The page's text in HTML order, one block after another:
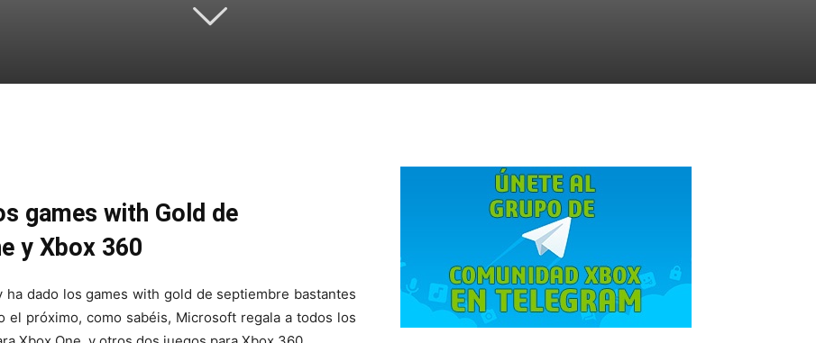
games with Gold de
y Xbox 360
dado los games with gold de septiembre bastantes
próximo, como sabéis, Microsoft regala a todos los